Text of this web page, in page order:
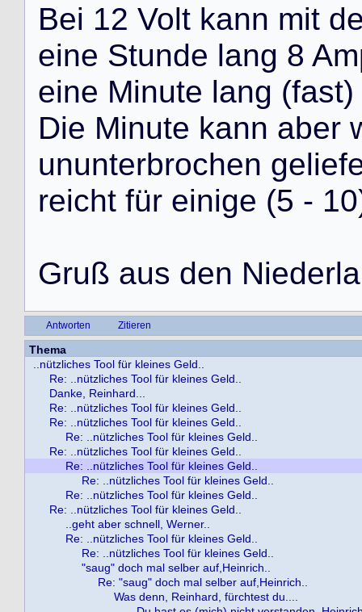
Bei 12 Volt kann mit d
eine Stunde lang 8 Am
eine Minute lang (fast)
Die Minute kann aber
ununterbrochen gelief
reicht für einige (5 - 10
Gruß aus den Niederla
Antworten Zitieren
Thema
..nützliches Tool für kleines Geld..
Re: ..nützliches Tool für kleines Geld..
Danke, Reinhard...
Re: ..nützliches Tool für kleines Geld..
Re: ..nützliches Tool für kleines Geld..
Re: ..nützliches Tool für kleines Geld..
Re: ..nützliches Tool für kleines Geld..
Re: ..nützliches Tool für kleines Geld..
Re: ..nützliches Tool für kleines Geld..
Re: ..nützliches Tool für kleines Geld..
Re: ..nützliches Tool für kleines Geld..
..geht aber schnell, Werner..
Re: ..nützliches Tool für kleines Geld..
Re: ..nützliches Tool für kleines Geld..
"saug" doch mal selber auf,Heinrich..
Re: "saug" doch mal selber auf,Heinrich..
Was denn, Reinhard, fürchtest du....